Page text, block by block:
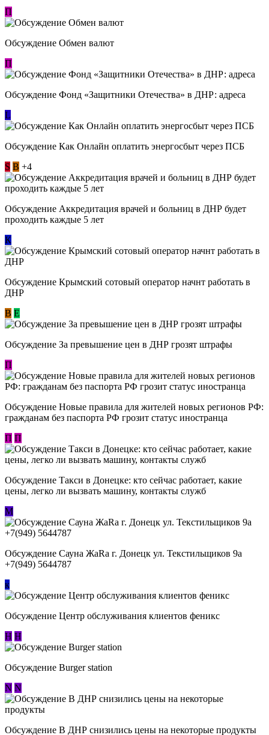
П
Обсуждение Обмен валют
П
Обсуждение Фонд «Защитники Отечества» в ДНР: адреса
L
Обсуждение ​Как Онлайн оплатить энергосбыт через ПСБ
S В +4
Обсуждение Аккредитация врачей и больниц в ДНР будет
проходить каждые 5 лет
К
Обсуждение Крымский сотовый оператор начнт работать в
ДНР
В E
Обсуждение За превышение цен в ДНР грозят штрафы
П
Обсуждение Новые правила для жителей новых регионов РФ:
гражданам без паспорта РФ грозит статус иностранца
П П
Обсуждение ​Такси в Донецке: кто сейчас работает, какие
цены, легко ли вызвать машину, контакты служб
М
Обсуждение Сауна ЖаRa г. Донецк ул. Текстильщиков 9а
+7(949) 5644787
к
Обсуждение Центр обслуживания клиентов феникс
Н Н
Обсуждение Burger station
N N
Обсуждение В ДНР снизились цены на некоторые продукты